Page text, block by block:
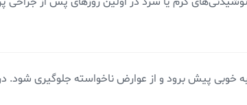
خوبی پیش برود و از عوارض ناخواسته جلوگیری شود.